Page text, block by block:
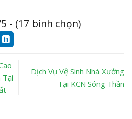
- (17 bình chọn)
Tại
Dịch Vụ Vệ Sinh Nhà Xưởng
Tại KCN Sóng Thần